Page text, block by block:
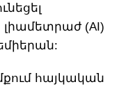
(AI)
հայկական